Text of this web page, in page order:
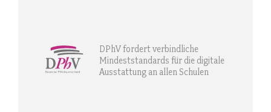
DPhV fordert verbindliche
Mindeststandards für die digitale
Ausstattung an allen Schulen